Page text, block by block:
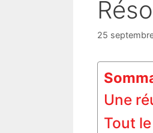
25
Une
Tout